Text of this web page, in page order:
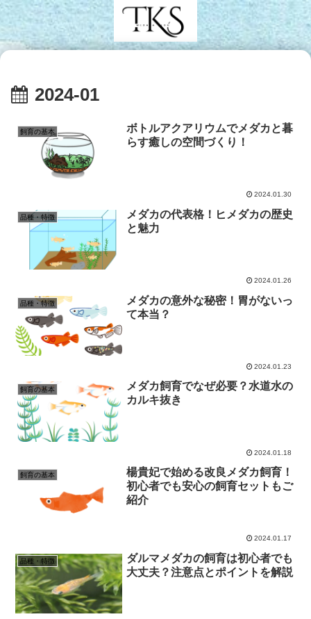
2024-01
飼育の基本
ボトルアクアリウムでメダカと暮
らす癒しの空間づくり！
2024.01.30
品種・特徴
メダカの代表格！ヒメダカの歴史
と魅力
2024.01.26
品種・特徴
メダカの意外な秘密！胃がないっ
て本当？
2024.01.23
飼育の基本
メダカ飼育でなぜ必要？水道水の
カルキ抜き
2024.01.18
飼育の基本
楊貴妃で始める改良メダカ飼育！
初心者でも安心の飼育セットもご
紹介
2024.01.17
品種・特徴
ダルマメダカの飼育は初心者でも
大丈夫？注意点とポイントを解説